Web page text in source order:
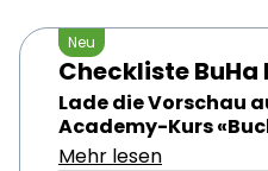
Neu
Checkliste BuHa
Lade die Vorschau
Academy-Kurs
sichere dir 30 %
Mehr lesen